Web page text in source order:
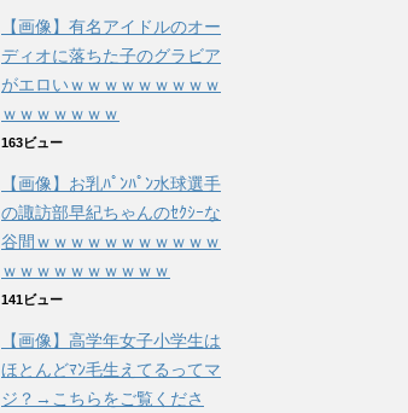
【画像】有名アイドルのオー
ディオに落ちた子のグラビア
がエロいｗｗｗｗｗｗｗｗｗ
ｗｗｗｗｗｗｗ
163ビュー
【画像】お乳ﾊﾟﾝﾊﾟﾝ水球選手
の諏訪部早紀ちゃんのｾｸｼｰな
谷間ｗｗｗｗｗｗｗｗｗｗｗ
ｗｗｗｗｗｗｗｗｗｗ
141ビュー
【画像】高学年女子小学生は
ほとんどﾏﾝ毛生えてるってマ
ジ？→こちらをご覧くださ